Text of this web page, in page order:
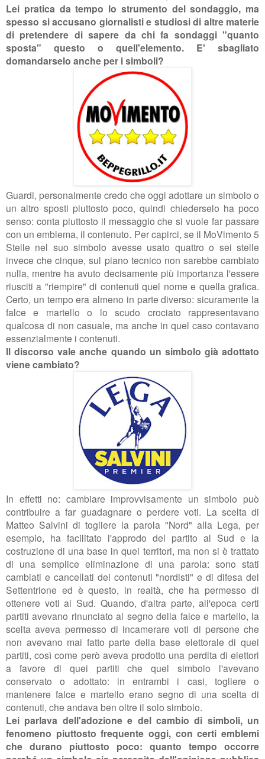
Lei pratica da tempo lo strumento del sondaggio, ma
spesso si accusano giornalisti e studiosi di altre materie
di pretendere di sapere da chi fa sondaggi "quanto
sposta" questo o quell'elemento. E' sbagliato
domandarselo anche per i simboli?
Guardi, personalmente credo che oggi adottare un simbolo o
un altro sposti piuttosto poco, quindi chiederselo ha poco
senso: conta piuttosto il messaggio che si vuole far passare
con un emblema, il contenuto. Per capirci, se il MoVimento 5
Stelle nel suo simbolo avesse usato quattro o sei stelle
invece che cinque, sul piano tecnico non sarebbe cambiato
nulla, mentre ha avuto decisamente più importanza l'essere
riusciti a "riempire" di contenuti quel nome e quella grafica.
Certo, un tempo era almeno in parte diverso: sicuramente la
falce e martello o lo scudo crociato rappresentavano
qualcosa di non casuale, ma anche in quel caso contavano
essenzialmente i contenuti.
Il discorso vale anche quando un simbolo già adottato
viene cambiato?
In effetti no: cambiare improvvisamente un simbolo può
contribuire a far guadagnare o perdere voti. La scelta di
Matteo Salvini di togliere la parola "Nord" alla Lega, per
esempio, ha facilitato l'approdo del partito al Sud e la
costruzione di una base in quei territori, ma non si è trattato
di una semplice eliminazione di una parola: sono stati
cambiati e cancellati dei contenuti "nordisti" e di difesa del
Settentrione ed è questo, in realtà, che ha permesso di
ottenere voti al Sud. Quando, d'altra parte, all'epoca certi
partiti avevano rinunciato al segno della falce e martello, la
scelta aveva permesso di incamerare voti di persone che
non avevano mai fatto parte della base elettorale di quei
partiti, così come però aveva prodotto una perdita di elettori
a favore di quei partiti che quel simbolo l'avevano
conservato o adottato: in entrambi i casi, togliere o
mantenere falce e martello erano segno di una scelta di
contenuti, che andava ben oltre il solo simbolo.
Lei parlava dell'adozione e del cambio di simboli, un
fenomeno piuttosto frequente oggi, con certi emblemi
che durano piuttosto poco: quanto tempo occorre